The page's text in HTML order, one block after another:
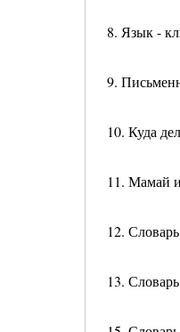
8. Язык -
9.
10. Куда
11. Мамай
12.
13.